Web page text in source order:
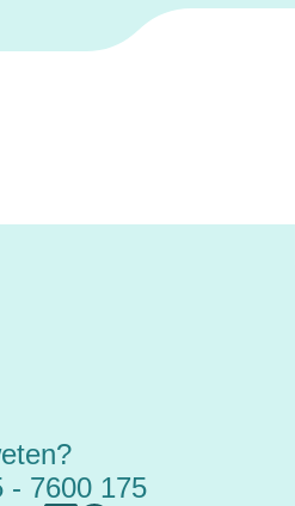
- 7600 175